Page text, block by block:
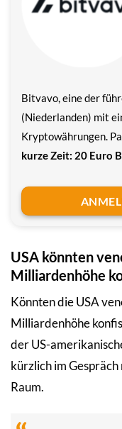
Bitvavo, eine der
(Niederlanden) mit
Kryptowährungen.
kurze Zeit: 20 Euro
USA könnten
Milliardenhöhe
Könnten die USA
Milliardenhöhe
der US-
kürzlich im
Raum.